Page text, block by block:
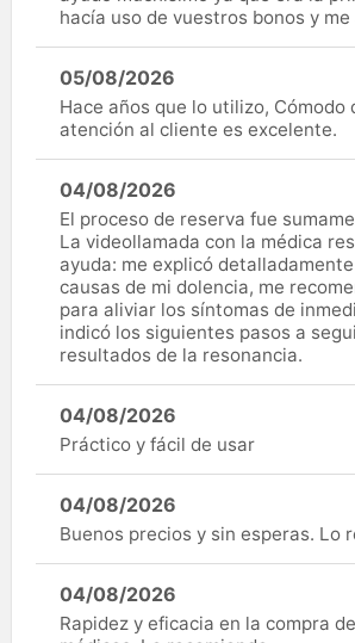
hacía uso de vuestros bonos y me
05/08/2026
Hace años que lo utilizo, Cómodo
atención al cliente es excelente.
04/08/2026
El proceso de reserva fue
La videollamada con la médica
ayuda: me explicó
causas de mi dolencia, me
para aliviar los síntomas de
indicó los siguientes pasos a
resultados de la resonancia.
04/08/2026
Práctico y fácil de usar
04/08/2026
Buenos precios y sin esperas. Lo
04/08/2026
Rapidez y eficacia en la compra